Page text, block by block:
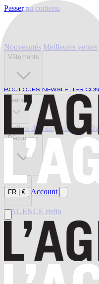
Passer au contenu
BOUTIQUES NEWSLETTER
FR € Account
Nouveautés Meilleures ventes
Vêtements
Jeans
Maillots de bain Ceintures
Découvrez
Soldes
L'AGENCE enfin